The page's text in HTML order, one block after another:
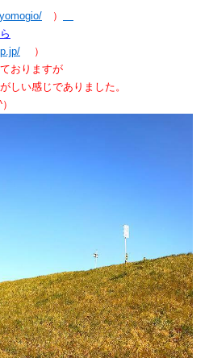
）
）
おりますが
しい感じでありました。